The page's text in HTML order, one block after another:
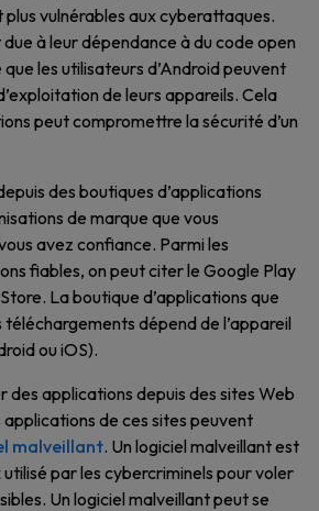
plus vulnérables aux cyberattaques.
à leur dépendance à du code open
les utilisateurs d’Android peuvent
de leurs appareils. Cela
peut compromettre la sécurité d’un
des boutiques d’applications
de marque que vous
avez confiance. Parmi les
fiables, on peut citer le Google Play
La boutique d’applications que
téléchargements dépend de l’appareil
ou iOS).
des applications depuis des sites Web
de ces sites peuvent
malveillant. Un logiciel malveillant est
par les cybercriminels pour voler
Un logiciel malveillant peut se